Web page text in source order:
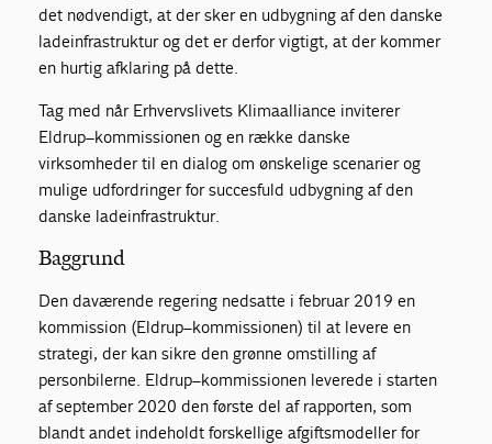
det nødvendigt, at der sker en udbygning af den danske
ladeinfrastruktur og det er derfor vigtigt, at der kommer
en hurtig afklaring på dette.
Tag med når Erhvervslivets Klimaalliance inviterer
Eldrup–kommissionen og en række danske
virksomheder til en dialog om ønskelige scenarier og
mulige udfordringer for succesfuld udbygning af den
danske ladeinfrastruktur.
Baggrund
Den daværende regering nedsatte i februar 2019 en
kommission (Eldrup–kommissionen) til at levere en
strategi, der kan sikre den grønne omstilling af
personbilerne. Eldrup–kommissionen leverede i starten
af september 2020 den første del af rapporten, som
blandt andet indeholdt forskellige afgiftsmodeller for